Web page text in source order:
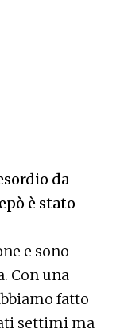
da
è stato
e sono
Con una
fatto
settimi ma